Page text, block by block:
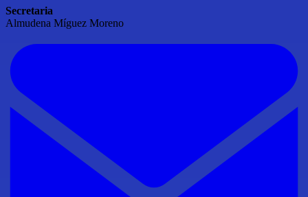
Secretaria
Almudena Míguez Moreno